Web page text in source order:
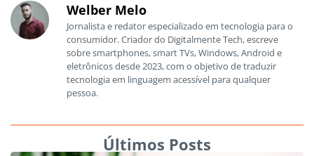
Welber Melo
Jornalista e redator especializado em tecnologia para o
consumidor. Criador do Digitalmente Tech, escreve
sobre smartphones, smart TVs, Windows, Android e
eletrônicos desde 2023, com o objetivo de traduzir
tecnologia em linguagem acessível para qualquer
pessoa.
Últimos Posts